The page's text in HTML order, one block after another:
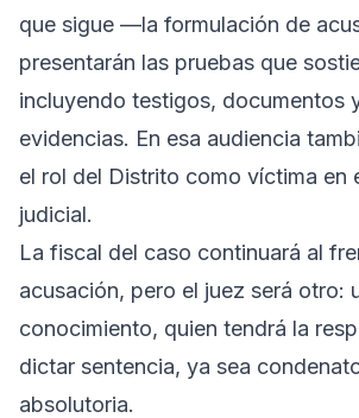
que sigue —la formulación de
presentarán las pruebas que
incluyendo testigos, documentos
evidencias. En esa audiencia
el rol del Distrito como víctima en
judicial.
La fiscal del caso continuará al
acusación, pero el juez será otro:
conocimiento, quien tendrá la
dictar sentencia, ya sea
absolutoria.